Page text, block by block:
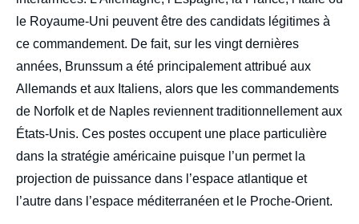
le Royaume-Uni peuvent être des candidats légitimes à
ce commandement. De fait, sur les vingt dernières
années, Brunssum a été principalement attribué aux
Allemands et aux Italiens, alors que les commandements
de Norfolk et de Naples reviennent traditionnellement aux
États-Unis. Ces postes occupent une place particulière
dans la stratégie américaine puisque l’un permet la
projection de puissance dans l’espace atlantique et
l’autre dans l’espace méditerranéen et le Proche-Orient.